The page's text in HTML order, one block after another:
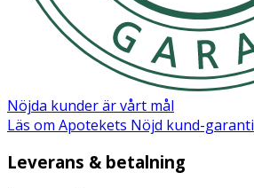
Nöjda kunder är vårt mål
Läs om Apotekets Nöjd kund-garanti
Leverans & betalning